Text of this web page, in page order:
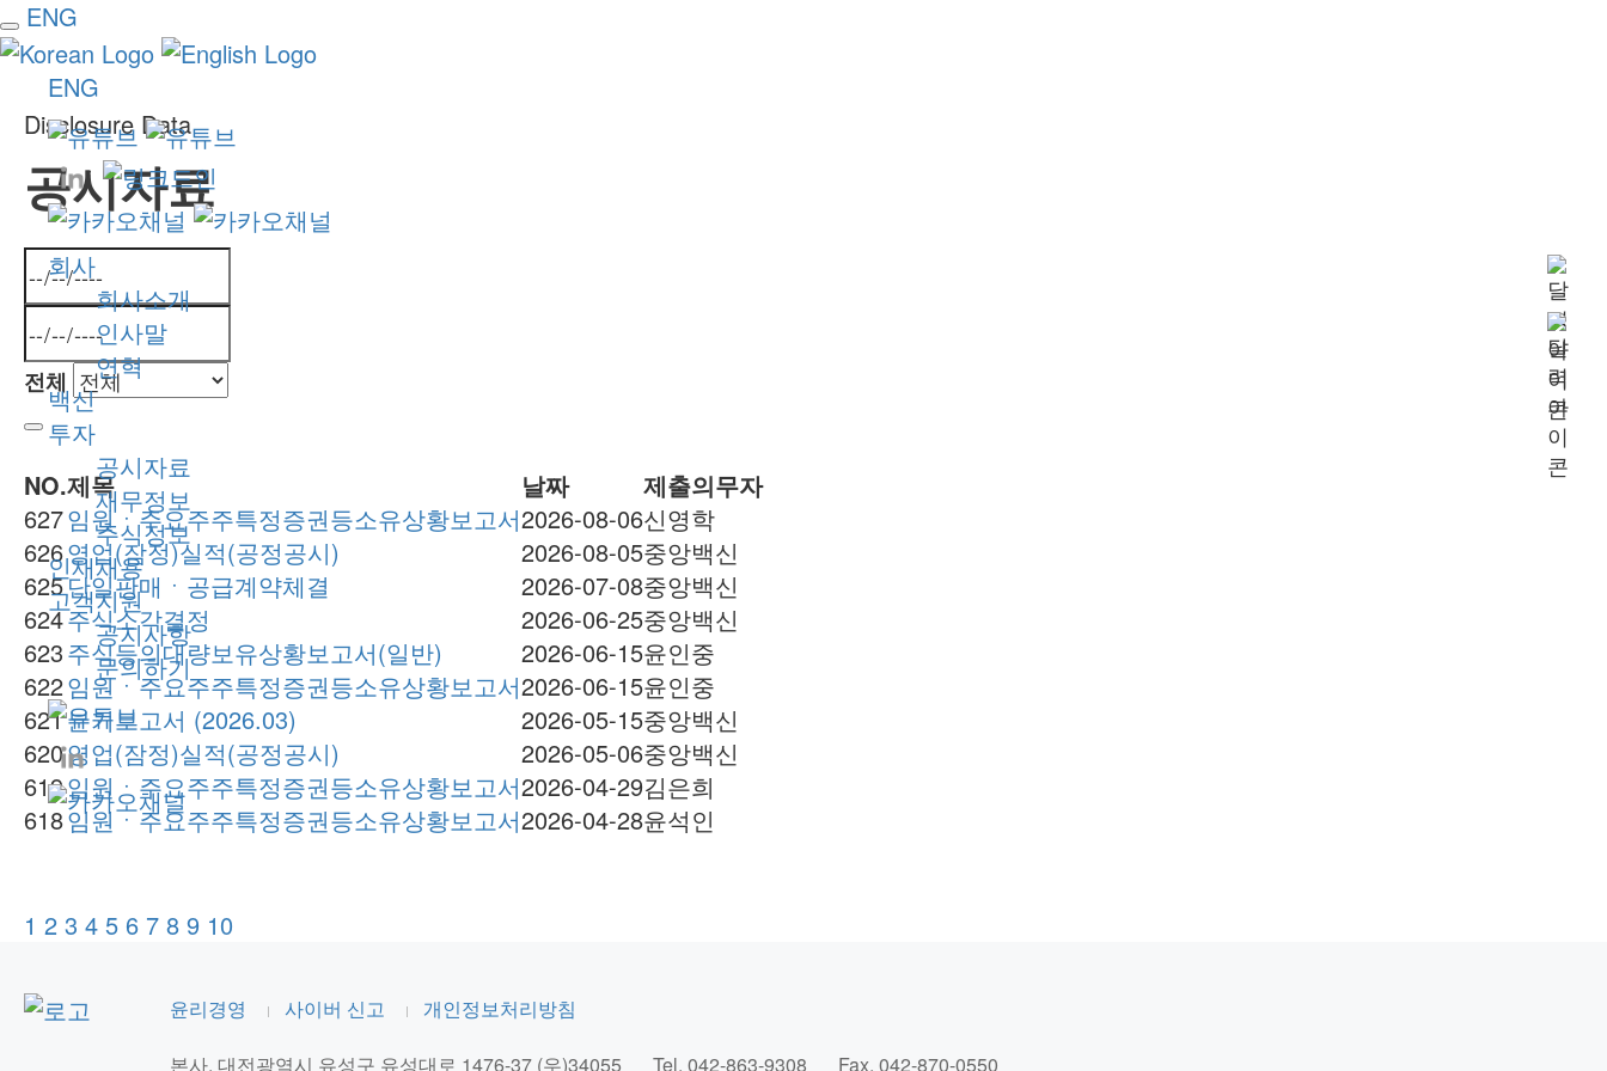
ENG
ENG
회사
회사소개
인사말
연혁
백신
투자
공시자료
재무정보
주식정보
인재채용
고객지원
공지사항
문의하기
Disclosure Data
공시자료
전체
NO.제목 날짜
제출의무자
627임원ㆍ주요주주특정증권등소유상황보고서2026-08-06신영학
626영업(잠정)실적(공정공시) 2026-08-05중앙백신
625단일판매ㆍ공급계약체결 2026-07-08중앙백신
624주식소각결정 2026-06-25중앙백신
623주식등의대량보유상황보고서(일반) 2026-06-15윤인중
622임원ㆍ주요주주특정증권등소유상황보고서2026-06-15윤인중
621분기보고서 (2026.03) 2026-05-15중앙백신
620영업(잠정)실적(공정공시) 2026-05-06중앙백신
619임원ㆍ주요주주특정증권등소유상황보고서2026-04-29김은희
618임원ㆍ주요주주특정증권등소유상황보고서2026-04-28윤석인
1 2 3 4 5 6 7 8 9 10
윤리경영 사이버 신고 개인정보처리방침
본사. 대전광역시 유성구 유성대로 1476-37 (우)34055 Tel. 042-863-9308 Fax. 042-870-0550